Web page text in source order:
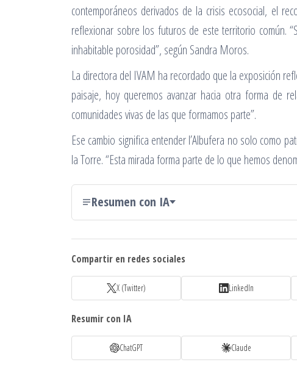
contemporáneos derivados de la crisis ecosocial, el
reflexionar sobre los futuros de este territorio común.
inhabitable porosidad”, según Sandra Moros.
La directora del IVAM ha recordado que la exposición
paisaje, hoy queremos avanzar hacia otra forma de
comunidades vivas de las que formamos parte”.
Ese cambio significa entender l’Albufera no solo como
la Torre. “Esta mirada forma parte de lo que hemos
Resumen con IA
Compartir en redes sociales
X (Twitter) LinkedIn
Resumir con IA
ChatGPT Claude